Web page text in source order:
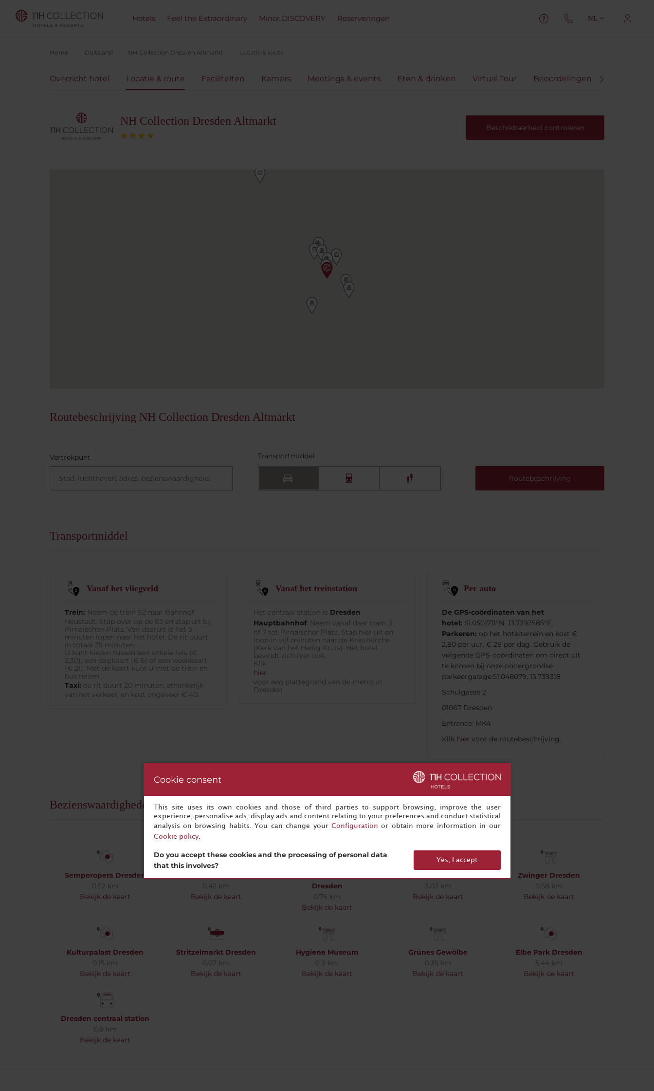
Hotels Feel the Extraordinary Minor DISCOVERY Reserveringen NL
Home Duitsland NH Collection Dresden Altmarkt Locatie & route
Overzicht hotel Locatie & route Faciliteiten Kamers Meetings & events Eten & drinken Virtual Tour Beoordelingen
NH Collection Dresden Altmarkt
Beschikbaarheid controleren
Routebeschrijving NH Collection Dresden Altmarkt
Vertrekpunt Transportmiddel
Routebeschrijving
Transportmiddel
Vanaf het vliegveld
Trein: Neem de trein S2 naar Bahnhof
Neustadt. Stap over op de S3 en stap uit bij
Pirnaischen Platz. Van daaruit is het 5
minuten lopen naar het hotel. De rit duurt
in totaal 35 minuten.
U kunt kiezen tussen een enkele reis (€
2,30), een dagkaart (€ 6) of een weekkaart
(€ 21). Met de kaart kunt u met de trein en
bus reizen.
Taxi: de rit duurt 20 minuten, afhankelijk
van het verkeer, en kost ongeveer € 40.
Vanaf het treinstation
Het centraal station is Dresden
Hauptbahnhof: Neem vanaf daar tram 3
of 7 tot Pirnaischer Platz. Stap hier uit en
loop in vijf minuten naar de Kreuzkirche
(Kerk van het Heilig Kruis). Het hotel
bevindt zich hier ook.
Klik
hier
voor een plattegrond van de metro in
Dresden.
Per auto
De GPS-coördinaten van het
hotel: 51.0501711°N 13.7393585°E
Parkeren: op het hotelterrein en kost €
2,80 per uur, € 28 per dag. Gebruik de
volgende GPS-coördinaten om direct uit
te komen bij onze ondergrondse
parkeergarage:51.048079, 13.739318
Schulgasse 2
01067 Dresden
Entrance: MK4
Klik hier voor de routebeschrijving.
Bezienswaardigheden
Semperopera Dresden
0.52 km
Bekijk de kaart
0.42 km
Bekijk de kaart
Dresden
0.76 km
Bekijk de kaart
3.03 km
Bekijk de kaart
Zwinger Dresden
0.58 km
Bekijk de kaart
Kulturpalast Dresden
0.15 km
Bekijk de kaart
Stritzelmarkt Dresden
0.07 km
Bekijk de kaart
Hygiene Museum
0.9 km
Bekijk de kaart
Grünes Gewölbe
0.35 km
Bekijk de kaart
Elbe Park Dresden
5.44 km
Bekijk de kaart
Dresden centraal station
0.8 km
Bekijk de kaart
Cookie consent
This site uses its own cookies and those of third parties to support browsing, improve the user
experience, personalise ads, display ads and content relating to your preferences and conduct statistical
analysis on browsing habits. You can change your Configuration or obtain more information in our
Cookie policy.
Do you accept these cookies and the processing of personal data
that this involves?
Yes, I accept